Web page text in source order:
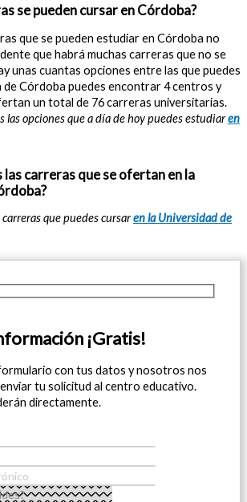
se pueden cursar en Córdoba?
que se pueden estudiar en Córdoba no
que habrá muchas carreras que no se
unas cuantas opciones entre las que puedes
de Córdoba puedes encontrar 4 centros y
un total de 76 carreras universitarias.
las opciones que a día de hoy puedes estudiaren
las carreras que se ofertan en la
que puedes cursaren la Universidad de
¡Gratis!
con tus datos y nosotros nos
tu solicitud al centro educativo.
directamente.